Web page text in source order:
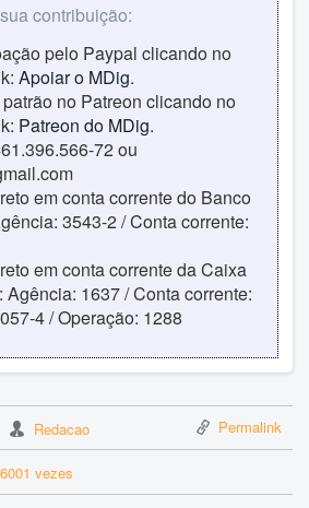
contribuição:
pelo Paypal clicando no
Apoiar o MDig.
no Patreon clicando no
Patreon do MDig.
72 ou
em conta corrente do Banco
3543-2 / Conta corrente:
em conta corrente da Caixa
Agência: 1637 / Conta corrente:
4 / Operação: 1288
Redacao Permalink
vezes